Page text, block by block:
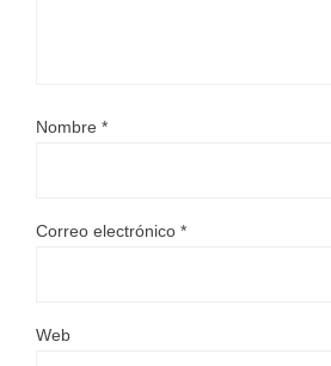
Nombre *
Correo electrónico *
Web